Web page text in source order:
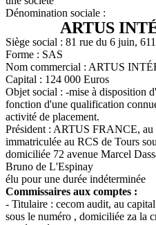
Dénomination sociale :
ARTUS
Siège social : 81 rue du 6 juin,
Forme : SAS
Nom commercial : ARTUS
Capital : 124 000 Euros
Objet social : -mise à disposition
fonction d'une qualification
activité de placement.
Président : ARTUS FRANCE, au
immatriculée au RCS de Tours
domiciliée 72 avenue Marcel
Bruno de L'Espinay
élu pour une durée indéterminée
Commissaires aux comptes :
- Titulaire : cecom audit, au
sous le numéro , domiciliée za